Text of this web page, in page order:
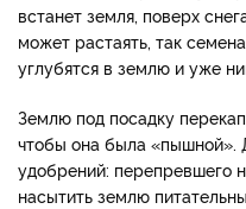
встанет земля, поверх
может растаять, так
углубятся в землю и уже
Землю под посадку
чтобы она была «пышной».
удобрений: перепревшего
насытить землю